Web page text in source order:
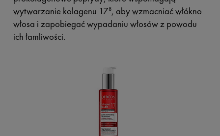
wytwarzanie kolagenu 178, aby wzmacniać włókno
włosa i zapobiegać wypadaniu włosów z powodu
ich łamliwości.